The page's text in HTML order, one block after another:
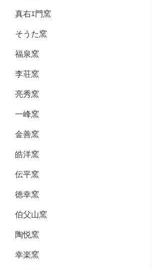
真右ｴ門窯
そうた窯
福泉窯
李荘窯
亮秀窯
一峰窯
金善窯
皓洋窯
伝平窯
徳幸窯
伯父山窯
陶悦窯
幸楽窯